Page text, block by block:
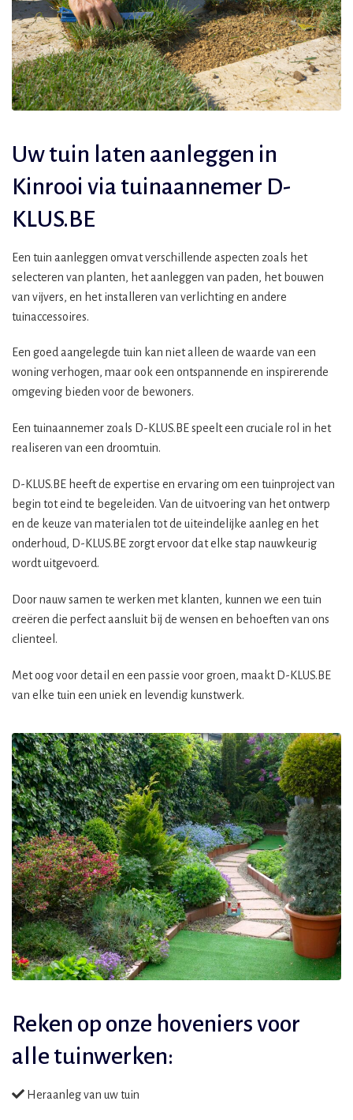
Uw tuin laten aanleggen in
Kinrooi via tuinaannemer D-
KLUS.BE
Een tuin aanleggen omvat verschillende aspecten zoals het
selecteren van planten, het aanleggen van paden, het bouwen
van vijvers, en het installeren van verlichting en andere
tuinaccessoires.
Een goed aangelegde tuin kan niet alleen de waarde van een
woning verhogen, maar ook een ontspannende en inspirerende
omgeving bieden voor de bewoners.
Een tuinaannemer zoals D-KLUS.BE speelt een cruciale rol in het
realiseren van een droomtuin.
D-KLUS.BE heeft de expertise en ervaring om een tuinproject van
begin tot eind te begeleiden. Van de uitvoering van het ontwerp
en de keuze van materialen tot de uiteindelijke aanleg en het
onderhoud, D-KLUS.BE zorgt ervoor dat elke stap nauwkeurig
wordt uitgevoerd.
Door nauw samen te werken met klanten, kunnen we een tuin
creëren die perfect aansluit bij de wensen en behoeften van ons
clienteel.
Met oog voor detail en een passie voor groen, maakt D-KLUS.BE
van elke tuin een uniek en levendig kunstwerk.
Reken op onze hoveniers voor
alle tuinwerken:
Heraanleg van uw tuin